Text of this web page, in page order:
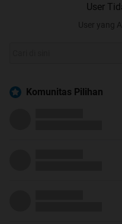
User
User yang
Komunitas Pilihan